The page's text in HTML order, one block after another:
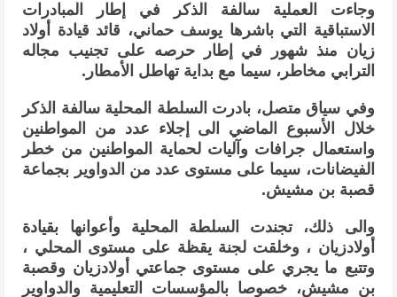
وجاءت العملية سالفة الذكر في إطار المبادرات
الاستباقية التي باشرها يوسف حماني، قائد قيادة أولاد
زيان منذ شهور في إطار حرصه على تجنيب مجاله
الترابي مخاطر، سيما مع بداية تهاطل الأمطار.
وفي سياق متصل، بادرت السلطة المحلية سالفة الذكر
خلال الأسبوع الماضي الى إجلاء عدد من المواطنين
واستعمال جرافات وآليات لحماية المواطنين من خطر
الفيضانات، سيما على مستوى عدد من الدواوير بجماعة
قصبة بن مشيش.
والى ذلك، تجندت السلطة المحلية وأعوانها بقيادة
أولادزيان ، وخلقت لجنة يقظة على مستوى المحلي ،
وتتبع ما يجري على مستوى جماعتي أولادزيان وقصبة
بن مشيش، خصوصا بالمؤسسات التعليمية والدواوير